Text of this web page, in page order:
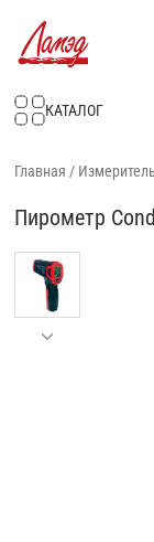
КАТАЛОГ
Главная /
Пирометр